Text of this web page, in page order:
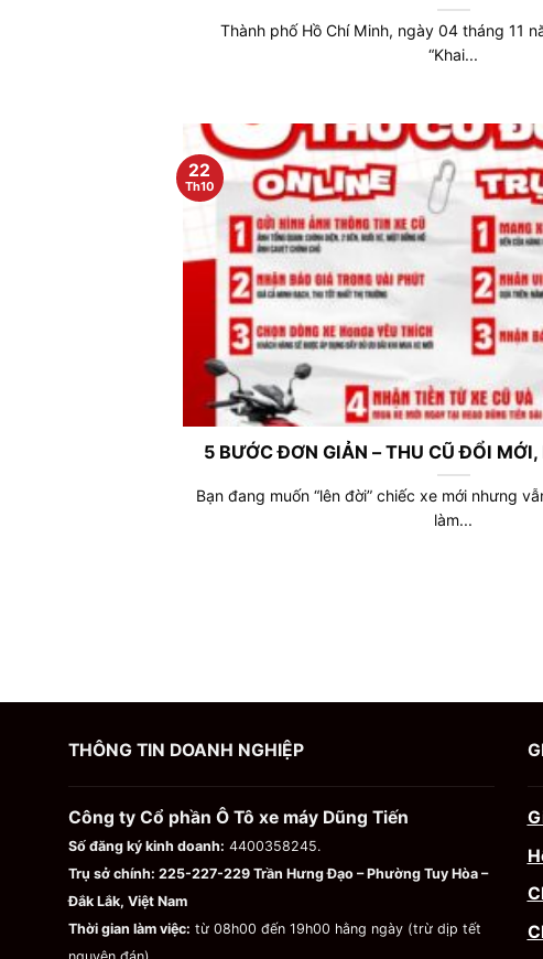
Thành phố Hồ Chí Minh, ngày 04 tháng 11
“Khai...
5 BƯỚC ĐƠN GIẢN – THU CŨ ĐỔI MỚI,
Bạn đang muốn “lên đời” chiếc xe mới nhưng
làm...
22
Th10
THÔNG TIN DOANH NGHIỆP
Công ty Cổ phần Ô Tô xe máy Dũng Tiến
Số đăng ký kinh doanh: 4400358245.
Trụ sở chính: 225-227-229 Trần Hưng Đạo – Phường Tuy Hòa –
Đắk Lắk, Việt Nam
Thời gian làm việc: từ 08h00 đến 19h00 hằng ngày (trừ dịp tết